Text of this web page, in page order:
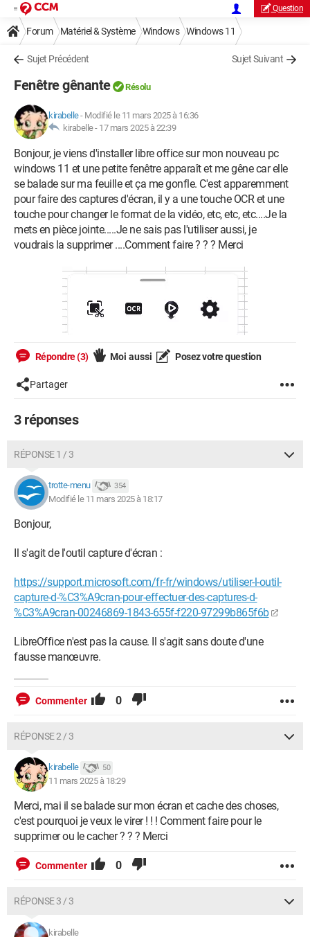
Question
Forum Matériel & Système Windows Windows 11
Sujet Précédent Sujet Suivant
Fenêtre gênante Résolu
kirabelle- Modifié le 11 mars 2025 à 16:36
kirabelle - 17 mars 2025 à 22:39
Bonjour, je viens d'installer libre office sur mon nouveau pc
windows 11 et une petite fenêtre apparaît et me gêne car elle
se balade sur ma feuille et ça me gonfle. C'est apparemment
pour faire des captures d'écran, il y a une touche OCR et une
touche pour changer le format de la vidéo, etc, etc, etc....Je la
mets en pièce jointe.....Je ne sais pas l'utiliser aussi, je
voudrais la supprimer ....Comment faire ? ? ? Merci
Répondre (3) Moi aussi Posez votre question
Partager
3 réponses
RÉPONSE 1 / 3
trotte-menu 354
Modifié le 11 mars 2025 à 18:17
Bonjour,
Il s'agit de l'outil capture d'écran :
https://support.microsoft.com/fr-fr/windows/utiliser-l-outil-
capture-d-%C3%A9cran-pour-effectuer-des-captures-d-
%C3%A9cran-00246869-1843-655f-f220-97299b865f6b
LibreOffice n'est pas la cause. Il s'agit sans doute d'une
fausse manœuvre.
Commenter 0
RÉPONSE 2 / 3
kirabelle 50
11 mars 2025 à 18:29
Merci, mai il se balade sur mon écran et cache des choses,
c'est pourquoi je veux le virer ! ! ! Comment faire pour le
supprimer ou le cacher ? ? ? Merci
Commenter 0
RÉPONSE 3 / 3
kirabelle